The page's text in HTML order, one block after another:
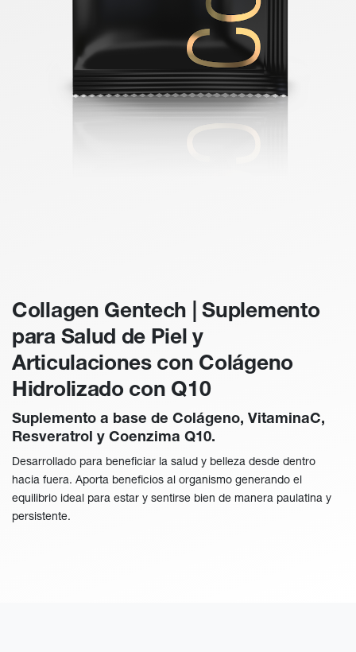
Collagen Gentech | Suplemento
para Salud de Piel y
Articulaciones con Colágeno
Hidrolizado con Q10
Suplemento a base de Colágeno, VitaminaC,
Resveratrol y Coenzima Q10.
Desarrollado para beneficiar la salud y belleza desde dentro
hacia fuera. Aporta beneficios al organismo generando el
equilibrio ideal para estar y sentirse bien de manera paulatina y
persistente.